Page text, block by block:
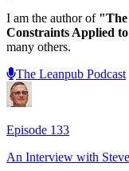
I am the author of "The
Constraints Applied
many others.
The Leanpub Podcast
Episode 133
An Interview with